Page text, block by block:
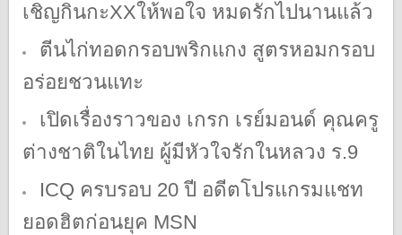
เชิญกินกะXXให้พอใจ หมดรักไปนานแล้ว
ตีนไก่ทอดกรอบพริกแกง สูตรหอมกรอบ
อร่อยชวนแทะ
เปิดเรื่องราวของ เกรก เรย์มอนด์ คุณครู
ต่างชาติในไทย ผู้มีหัวใจรักในหลวง ร.9
ICQ ครบรอบ 20 ปี อดีตโปรแกรมแชท
ยอดฮิตก่อนยุค MSN